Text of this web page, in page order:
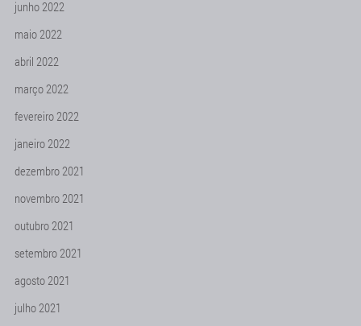
junho 2022
maio 2022
abril 2022
março 2022
fevereiro 2022
janeiro 2022
dezembro 2021
novembro 2021
outubro 2021
setembro 2021
agosto 2021
julho 2021